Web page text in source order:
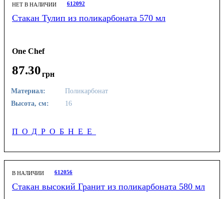
НЕТ В НАЛИЧИИ 612092
Стакан Тулип из поликарбоната 570 мл
One Chef
87.30грн
Материал:
Поликарбонат
Высота, см:
16
ПОДРОБНЕЕ
В НАЛИЧИИ 612056
Стакан высокий Гранит из поликарбоната 580 мл